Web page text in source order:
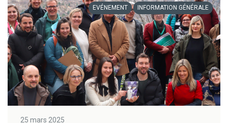
EVÉNEMENT INFORMATION GÉNÉRALE
25 mars 2025